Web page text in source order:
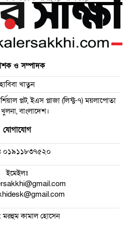
ও সম্পাদক
হাবিবা খাতুন
প্লট, ইএস প্লাজা (লিফ্ট-৭) ময়লাপোতা
বাংলাদেশ।
যোগাযোগ
০১৯১১৮৩৭৫২০
ইমেইলঃ
মরহুম কামাল হোসেন